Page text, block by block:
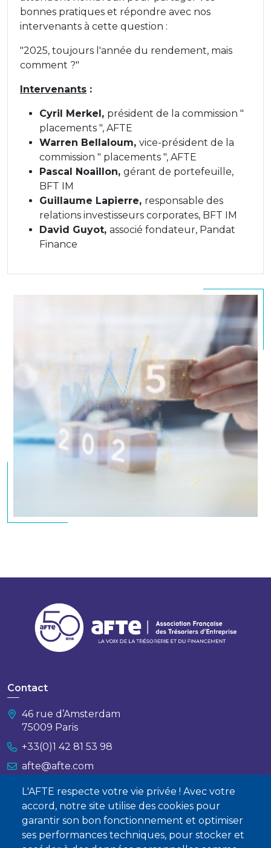
L'AFTE respecte votre vie privée ! Avec votre
accord, notre site utilise des cookies pour
garantir son bon fonctionnement et optimiser
ses performances techniques, pour stocker et
bonnes pratiques et répondre avec nos
intervenants à cette question :
"2025, toujours l'année du rendement, mais
comment ?"
Intervenants :
Cyril Merkel, président de la commission "
placements ", AFTE
Warren Bellaloum, vice-président de la
commission " placements ", AFTE
Pascal Noaillon, gérant de portefeuille,
BFT IM
Guillaume Lapierre, responsable des
relations investisseurs corporates, BFT IM
David Guyot, associé fondateur, Pandat
Finance
Contact
46 rue d’Amsterdam
75009 Paris
+33(0)1 42 81 53 98
afte@afte.com
Nous contacter
À propos